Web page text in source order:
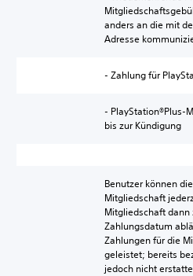
anders an die mit
Adresse
- Zahlung für
- PlayStation®Plus-
bis zur Kündigung
Benutzer können
Mitgliedschaft
Mitgliedschaft
Zahlungsdatum
Zahlungen für die
geleistet; bereits
jedoch nicht